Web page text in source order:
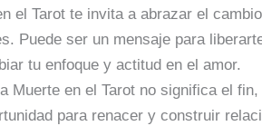
el Tarot te invita a abrazar el
Puede ser un mensaje para
tu enfoque y actitud en el amor.
Muerte en el Tarot no significa el
para renacer y construir